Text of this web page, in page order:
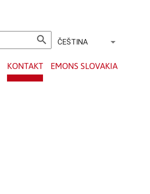
search ČEŠTINA
KONTAKT EMONS SLOVAKIA